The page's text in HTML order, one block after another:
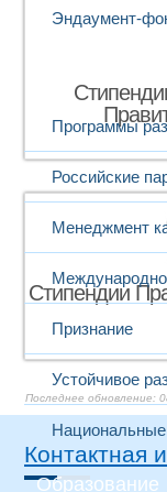
Эндаумент-
Программы
Российские
Менеджмент
Признание
Устойчивое
Образование
Стипендии
Контактная